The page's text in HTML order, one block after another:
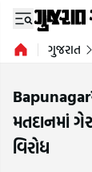
ગુજરાત
મતદાનમાં
વિરોધ